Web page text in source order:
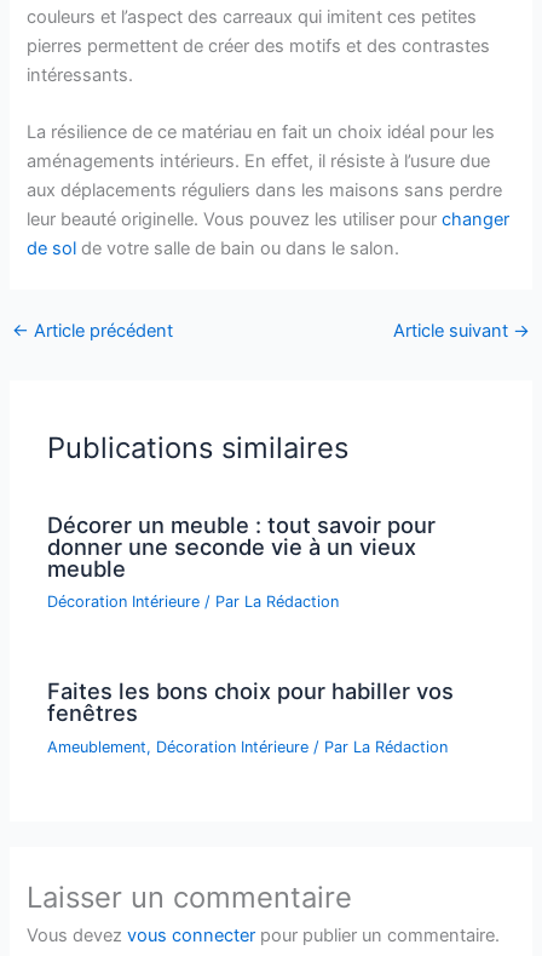
couleurs et l’aspect des carreaux qui imitent ces petites
pierres permettent de créer des motifs et des contrastes
intéressants.
La résilience de ce matériau en fait un choix idéal pour les
aménagements intérieurs. En effet, il résiste à l’usure due
aux déplacements réguliers dans les maisons sans perdre
leur beauté originelle. Vous pouvez les utiliser pourchanger
de sol de votre salle de bain ou dans le salon.
← Article précédent Article suivant →
Publications similaires
Décorer un meuble : tout savoir pour
donner une seconde vie à un vieux
meuble
Décoration Intérieure / Par La Rédaction
Faites les bons choix pour habiller vos
fenêtres
Ameublement, Décoration Intérieure / Par La Rédaction
Laisser un commentaire
Vous devezvous connecter pour publier un commentaire.